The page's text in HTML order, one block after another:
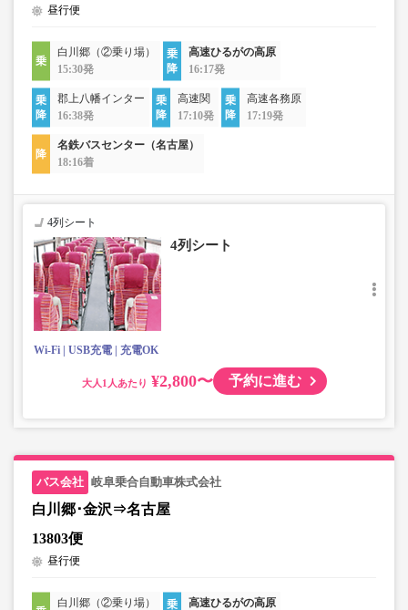
昼行便
白川郷（②乗り場）
15:30発
高速ひるがの高原
16:17発
郡上八幡インター
16:38発
高速関
17:10発
高速各務原
17:19発
名鉄バスセンター（名古屋）
18:16着
4列シート
4列シート
Wi-Fi USB充電 充電OK
大人 ¥2,800〜 予約に進む
岐阜乗合自動車株式会社
白川郷･金沢⇒名古屋
13803便
昼行便
白川郷（②乗り場）
高速ひるがの高原